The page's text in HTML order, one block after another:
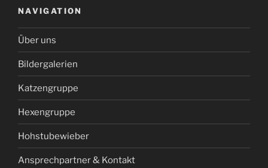
NAVIGATION
Über uns
Bildergalerien
Katzengruppe
Hexengruppe
Hohstubewieber
Ansprechpartner & Kontakt